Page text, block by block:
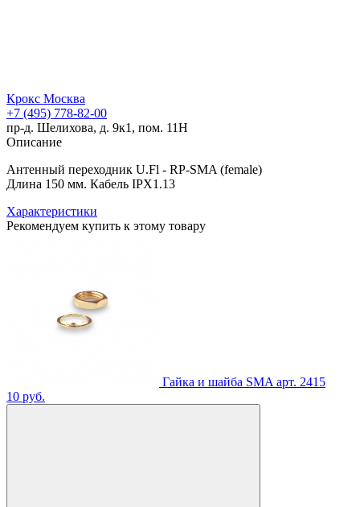
Крокс Москва
+7 (495) 778-82-00
пр-д. Шелихова, д. 9к1, пом. 11Н
Описание
Антенный переходник U.Fl - RP-SMA (female)
Длина 150 мм. Кабель IPX1.13
Характеристики
Рекомендуем купить к этому товару
Гайка и шайба SMA арт. 2415
10 руб.